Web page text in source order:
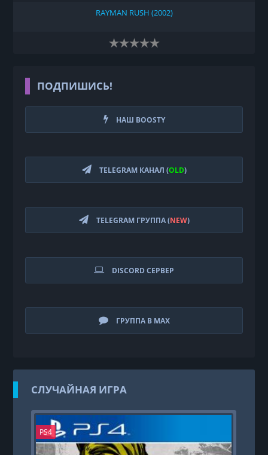
RAYMAN RUSH (2002)
ПОДПИШИСЬ!
НАШ BOOSTY
TELEGRAM КАНАЛ (OLD)
TELEGRAM ГРУППА (NEW)
DISCORD СЕРВЕР
ГРУППА В MAX
СЛУЧАЙНАЯ ИГРА
PS4